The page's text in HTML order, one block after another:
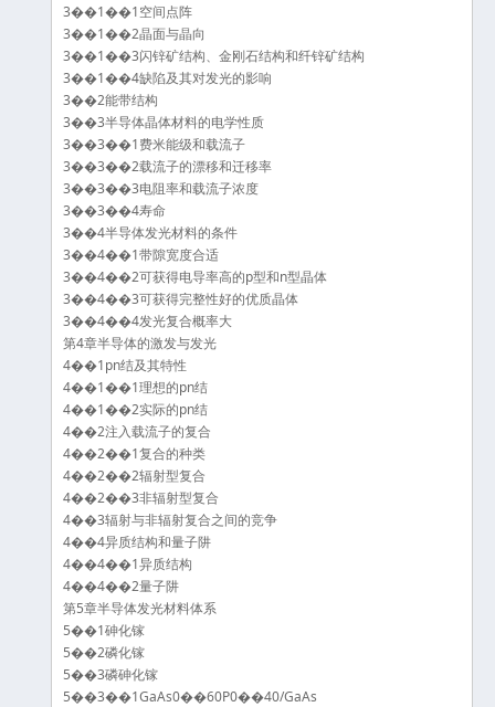
3��1��1空间点阵
3��1��2晶面与晶向
3��1��3闪锌矿结构、金刚石结构和纤锌矿结构
3��1��4缺陷及其对发光的影响
3��2能带结构
3��3半导体晶体材料的电学性质
3��3��1费米能级和载流子
3��3��2载流子的漂移和迁移率
3��3��3电阻率和载流子浓度
3��3��4寿命
3��4半导体发光材料的条件
3��4��1带隙宽度合适
3��4��2可获得电导率高的p型和n型晶体
3��4��3可获得完整性好的优质晶体
3��4��4发光复合概率大
第4章半导体的激发与发光
4��1pn结及其特性
4��1��1理想的pn结
4��1��2实际的pn结
4��2注入载流子的复合
4��2��1复合的种类
4��2��2辐射型复合
4��2��3非辐射型复合
4��3辐射与非辐射复合之间的竞争
4��4异质结构和量子阱
4��4��1异质结构
4��4��2量子阱
第5章半导体发光材料体系
5��1砷化镓
5��2磷化镓
5��3磷砷化镓
5��3��1GaAs0��60P0��40/GaAs